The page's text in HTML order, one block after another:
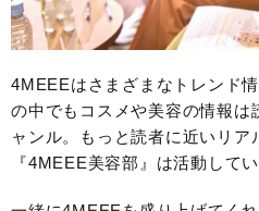
4MEEEはさまざまなトレンド
の中でもコスメや美容の情報は
ャンル。もっと読者に近いリア
『4MEEE美容部』は活動して